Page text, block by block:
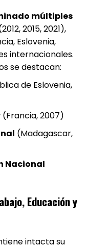
múltiples
2015, 2021),
Eslovenia,
internacionales.
se destacan:
de Eslovenia,
(Francia, 2007)
(Madagascar,
Nacional
Educación y
intacta su